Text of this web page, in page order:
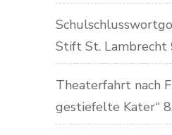
Stift St. Lambrecht
Theaterfahrt nach
gestiefelte Kater“